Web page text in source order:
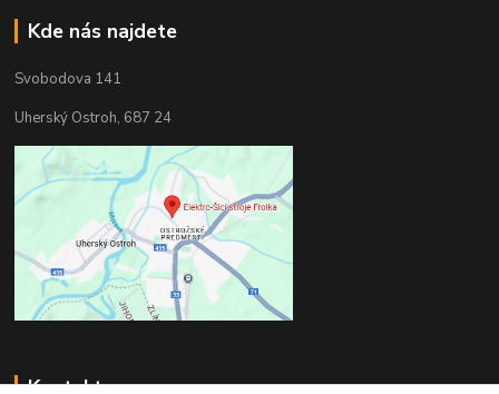
Kde nás najdete
Svobodova 141
Uherský Ostroh, 687 24
Kontakty